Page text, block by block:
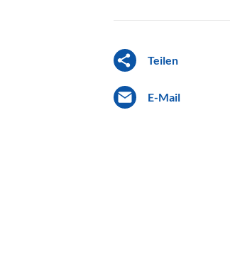
Teilen
E-Mail